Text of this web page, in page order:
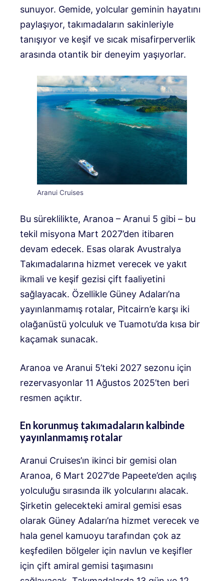
sunuyor. Gemide, yolcular geminin hayatını
paylaşıyor, takımadaların sakinleriyle
tanışıyor ve keşif ve sıcak misafirperverlik
arasında otantik bir deneyim yaşıyorlar.
Aranui Cruises
Bu süreklilikte, Aranoa – Aranui 5 gibi – bu
tekil misyona Mart 2027’den itibaren
devam edecek. Esas olarak Avustralya
Takımadalarına hizmet verecek ve yakıt
ikmali ve keşif gezisi çift faaliyetini
sağlayacak. Özellikle Güney Adaları’na
yayınlanmamış rotalar, Pitcairn’e karşı iki
olağanüstü yolculuk ve Tuamotu’da kısa bir
kaçamak sunacak.
Aranoa ve Aranui 5’teki 2027 sezonu için
rezervasyonlar 11 Ağustos 2025’ten beri
resmen açıktır.
En korunmuş takımadaların kalbinde
yayınlanmamış rotalar
Aranui Cruises’ın ikinci bir gemisi olan
Aranoa, 6 Mart 2027’de Papeete’den açılış
yolculuğu sırasında ilk yolcularını alacak.
Şirketin gelecekteki amiral gemisi esas
olarak Güney Adaları’na hizmet verecek ve
hala genel kamuoyu tarafından çok az
keşfedilen bölgeler için navlun ve keşifler
için çift amiral gemisi taşımasını